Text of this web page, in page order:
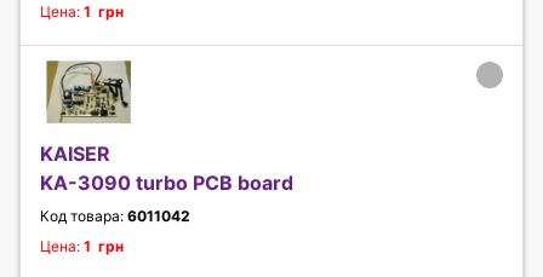
Цена: 1 грн
KAISER
KA-3090 turbo PCB board
Код товара: 6011042
Цена: 1 грн